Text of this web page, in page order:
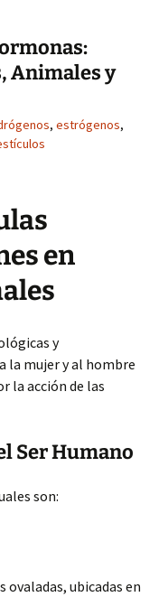
Animales y
, estrógenos,
en
y
la mujer y al hombre
la acción de las
Ser Humano
son:
ubicadas en